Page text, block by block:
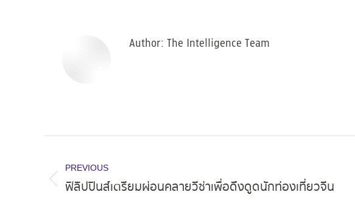
Author: The Intelligence Team
navigation
PREVIOUS
Previous
ฟิลิปปินส์เตรียมผ่อนคลายวีซ่าเพื่อดึงดูดนักท่องเที่ยวจีน